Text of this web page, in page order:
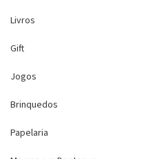
Livros
Gift
Jogos
Brinquedos
Papelaria